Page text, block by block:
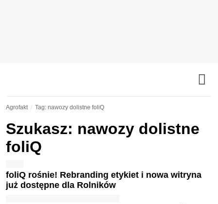
Agrofakt Tag: nawozy dolistne foliQ
Szukasz: nawozy dolistne
foliQ
foliQ rośnie! Rebranding etykiet i nowa witryna
już dostępne dla Rolników